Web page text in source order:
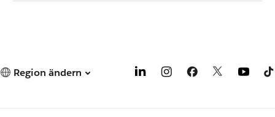
Region ändern